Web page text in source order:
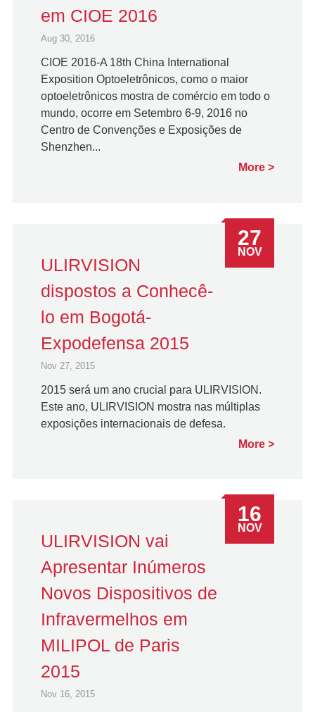
em CIOE 2016
Aug 30, 2016
CIOE 2016-A 18th China International
Exposition Optoeletrônicos, como o maior
optoeletrônicos mostra de comércio em todo o
mundo, ocorre em Setembro 6-9, 2016 no
Centro de Convenções e Exposições de
Shenzhen...
More
ULIRVISION
dispostos a Conhecê-
lo em Bogotá-
Expodefensa 2015
Nov 27, 2015
2015 será um ano crucial para ULIRVISION.
Este ano, ULIRVISION mostra nas múltiplas
exposições internacionais de defesa.
More
27
NOV
ULIRVISION vai
Apresentar Inúmeros
Novos Dispositivos de
Infravermelhos em
MILIPOL de Paris
2015
Nov 16, 2015
16
NOV